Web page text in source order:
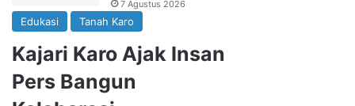
7 Agustus 2026